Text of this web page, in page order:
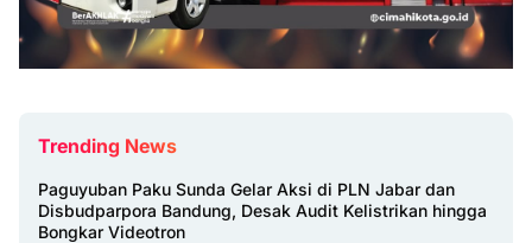
Trending News
Paguyuban Paku Sunda Gelar Aksi di PLN Jabar dan
Disbudparpora Bandung, Desak Audit Kelistrikan hingga
Bongkar Videotron